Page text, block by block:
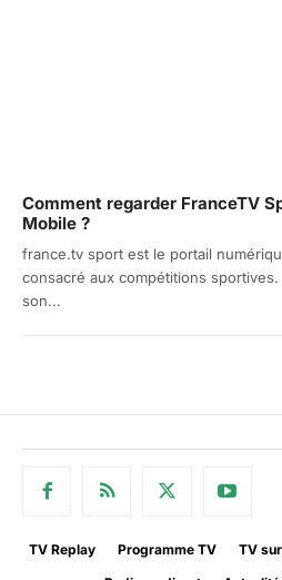
Comment regarder FranceTV
Mobile ?
france.tv sport est le portail
consacré aux compétitions
son...
TV Replay Programme TV TV